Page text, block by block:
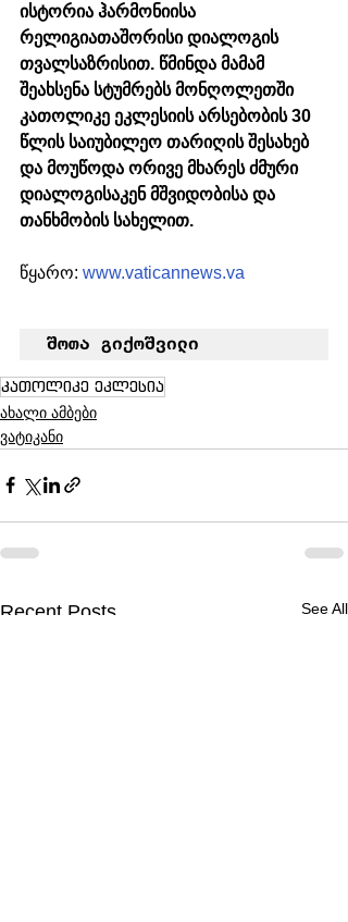
ისტორია ჰარმონიისა
რელიგიათაშორისი დიალოგის
თვალსაზრისით. წმინდა მამამ
შეახსენა სტუმრებს მონღოლეთში
კათოლიკე ეკლესიის არსებობის 30
წლის საიუბილეო თარიღის შესახებ
და მოუწოდა ორივე მხარეს ძმური
დიალოგისაკენ მშვიდობისა და
თანხმობის სახელით.
წყარო: www.vaticannews.va
შოთა გიქოშვილი
კათოლიკე ეკლესია
ახალი ამბები
ვატიკანი
Recent Posts See All